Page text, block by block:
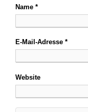
Name *
E-Mail-Adresse *
Website